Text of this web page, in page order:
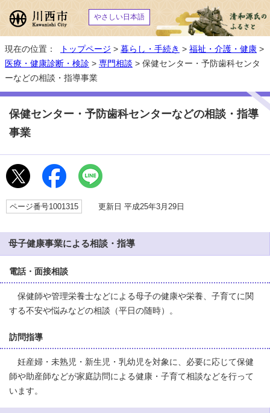
やさしい日本語
現在の位置： トップページ > 暮らし・手続き > 福祉・介護・健康 >
医療・健康診断・検診 > 専門相談 > 保健センター・予防歯科センタ
ーなどの相談・指導事業
保健センター・予防歯科センターなどの相談・指導
事業
ページ番号1001315 更新日 平成25年3月29日
母子健康事業による相談・指導
電話・面接相談
保健師や管理栄養士などによる母子の健康や栄養、子育てに関
する不安や悩みなどの相談（平日の随時）。
訪問指導
妊産婦・未熟児・新生児・乳幼児を対象に、必要に応じて保健
師や助産師などが家庭訪問による健康・子育て相談などを行って
います。